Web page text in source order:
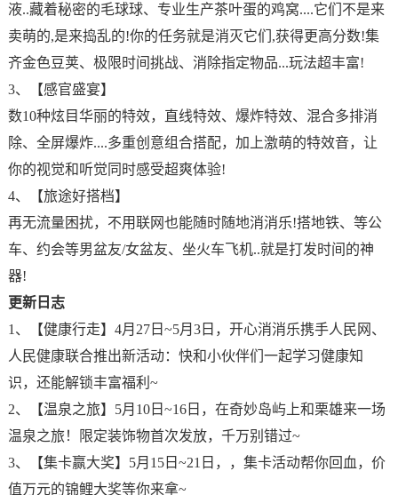
液..藏着秘密的毛球球、专业生产茶叶蛋的鸡窝....它们不是来
卖萌的,是来捣乱的!你的任务就是消灭它们,获得更高分数!集
齐金色豆荚、极限时间挑战、消除指定物品...玩法超丰富!
3、【感官盛宴】
数10种炫目华丽的特效，直线特效、爆炸特效、混合多排消
除、全屏爆炸....多重创意组合搭配，加上激萌的特效音，让
你的视觉和听觉同时感受超爽体验!
4、【旅途好搭档】
再无流量困扰，不用联网也能随时随地消消乐!搭地铁、等公
车、约会等男盆友/女盆友、坐火车飞机..就是打发时间的神
器!
更新日志
1、【健康行走】4月27日~5月3日，开心消消乐携手人民网、
人民健康联合推出新活动：快和小伙伴们一起学习健康知
识，还能解锁丰富福利~
2、【温泉之旅】5月10日~16日，在奇妙岛屿上和栗雄来一场
温泉之旅！限定装饰物首次发放，千万别错过~
3、【集卡赢大奖】5月15日~21日，，集卡活动帮你回血，价
值万元的锦鲤大奖等你来拿~